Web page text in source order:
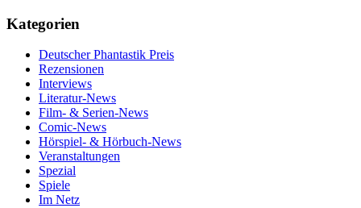
Kategorien
Deutscher Phantastik Preis
Rezensionen
Interviews
Literatur-News
Film- & Serien-News
Comic-News
Hörspiel- & Hörbuch-News
Veranstaltungen
Spezial
Spiele
Im Netz